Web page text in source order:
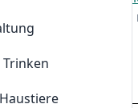
Trinken
Testen, Teilen